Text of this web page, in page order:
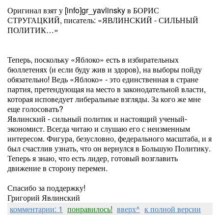
Оригинал взят у [info]gr_yavlinsky в БОРИС
СТРУГАЦКИЙ, писатель: «ЯВЛИНСКИЙ - СИЛЬНЫЙ
ПОЛИТИК…»
Теперь, поскольку «Яблоко» есть в избирательных
бюллетенях (и если буду жив и здоров), на выборы пойду
обязательно! Ведь «Яблоко» - это единственная в стране
партия, претендующая на место в законодательной власти,
которая исповедует либеральные взгляды. За кого же мне
еще голосовать?
Явлинский - сильный политик и настоящий ученый-
экономист. Всегда читаю и слушаю его с неизменным
интересом. Фигура, безусловно, федерального масштаба, и я
был счастлив узнать, что он вернулся в Большую Политику.
Теперь я знаю, что есть лидер, готовый возглавить
движение в сторону перемен.
Спасибо за поддержку!
Григорий Явлинский
комментарии: 1 понравилось! вверх^ к полной версии